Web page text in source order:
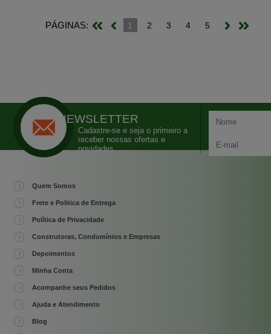
PÁGINAS: 1 2 3 4 5
NEWSLETTER
Cadastre-se e seja o primeiro a
receber nossas ofertas e
novidades
Quem Somos
Frete e Politica de Entrega
Política de Privacidade
Construtoras, Condomínios e Empresas
Depoimentos
Minha Conta
Acompanhe seus Pedidos
Ajuda e Atendimento
Blog